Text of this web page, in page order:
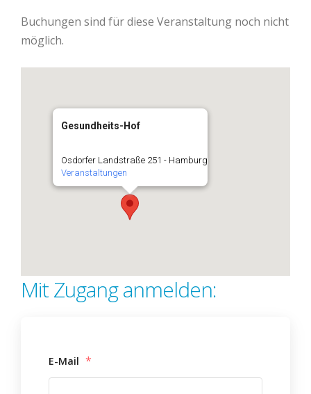
Buchungen sind für diese Veranstaltung noch nicht
möglich.
Gesundheits-Hof
Osdorfer Landstraße 251 - Hamburg
Veranstaltungen
Mit Zugang anmelden:
E-Mail *